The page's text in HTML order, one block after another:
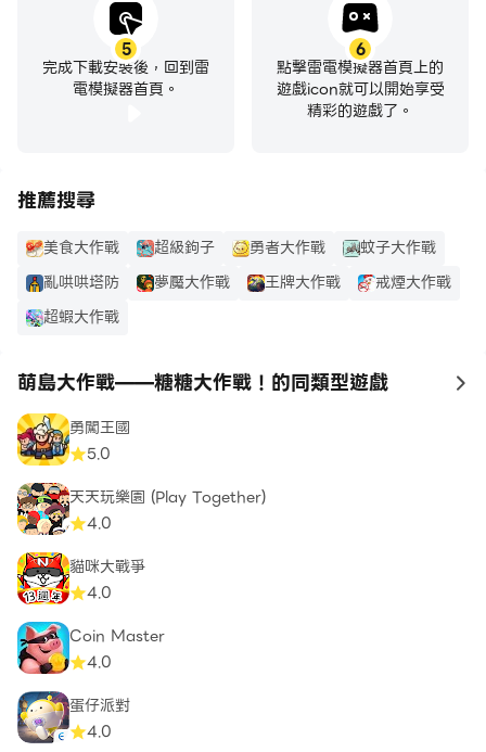
5
完成下載安裝後，回到雷
電模擬器首頁。
6
點擊雷電模擬器首頁上的
遊戲icon就可以開始享受
精彩的遊戲了。
推薦搜尋
美食大作戰 超級鉤子 勇者大作戰
蚊子大作戰
亂哄哄塔防
夢魘大作戰 王牌大作戰
戒煙大作戰
超蝦大作戰
萌島大作戰——糖糖大作戰！的同類型遊戲 to
勇闖王國
5.0
天天玩樂園 (Play Together)
4.0
貓咪大戰爭
4.0
Coin Master
4.0
蛋仔派對
4.0